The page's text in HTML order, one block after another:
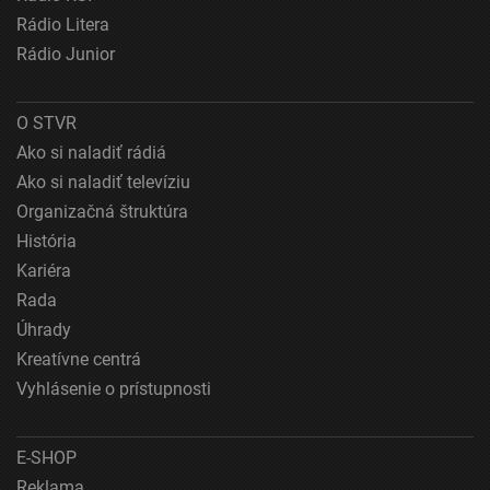
Vytvoriť profily na prispôsobenie obsahu
Použiť profily na výber prispôsobeného obsahu
Meranie výkonnosti reklamy
Meranie výkonnosti obsahu
alebo spájania údajov z rôznych zdrojov
Vývoj a zlepšovanie služieb
Použitie obmedzených údajov na výber obsahu
Špeciálne funkcie IAB:
polohe
Identifikácia zariadení na základe aktívne
vyžiadaných informácií
Rádio Litera
Rádio Junior
O STVR
Ako si naladiť rádiá
Ako si naladiť televíziu
Organizačná štruktúra
História
Kariéra
Rada
Úhrady
Kreatívne centrá
Vyhlásenie o prístupnosti
E-SHOP